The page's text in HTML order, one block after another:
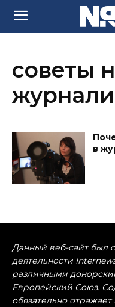
советы
в
Данный веб-сайт был
деятельности
различными
Европейский Союз.
обязательно